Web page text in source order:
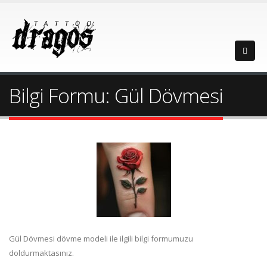
Bilgi Formu: Gül Dövmesi
Gül Dövmesi dövme modeli ile ilgili bilgi formumuzu
doldurmaktasınız.